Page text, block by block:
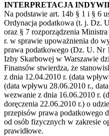
INTERPRETACJA
Na podstawie art. 14b § 1 i § 6
Ordynacja podatkowa (t. j. Dz.
oraz § 7 rozporządzenia
r. w sprawie upoważnienia do
prawa podatkowego (Dz. U. Nr
Izby Skarbowej w Warszawie
Finansów stwierdza, że
z dnia 12.04.2010 r. (data
(data wpływu 28.06.2010 r.,
wezwanie z dnia 16.06.2010 r.
doręczenia 22.06.2010 r.) o
przepisów prawa podatkowego
od osób fizycznych w zakresie
prawidłowe.